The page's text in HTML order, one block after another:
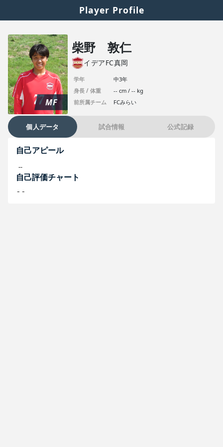
Player Profile
MF
柴野 敦仁
イデアFC真岡
学年
中3年
身長 / 体重
-- cm / -- kg
前所属チーム
FCみらい
個人データ 試合情報 公式記録
自己アピール
--
自己評価チャート
--